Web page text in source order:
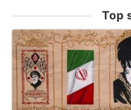
Top